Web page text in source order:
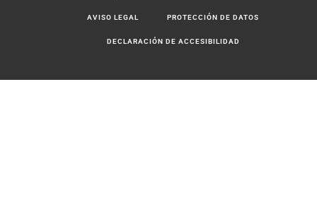
AVISO LEGAL PROTECCIÓN DE DATOS
DECLARACIÓN DE ACCESIBILIDAD